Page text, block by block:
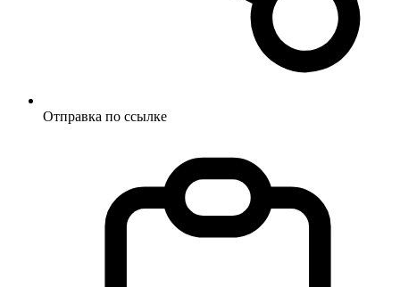
Отправка по ссылке